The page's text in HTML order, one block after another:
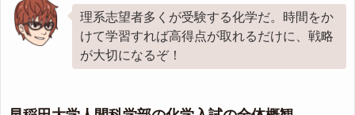
理系志望者多くが受験する化学だ。時間をか
けて学習すれば高得点が取れるだけに、戦略
が大切になるぞ！